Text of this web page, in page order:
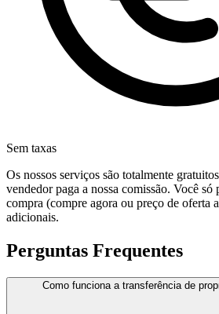
Sem taxas
Os nossos serviços são totalmente
vendedor paga a nossa comissão. Você só
compra (compre agora ou preço de oferta
adicionais.
Perguntas Frequentes
Como funciona a transferência de